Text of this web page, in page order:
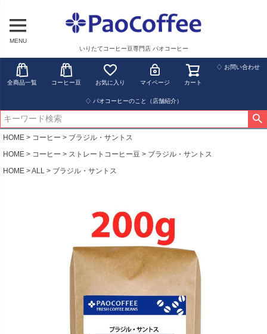
MENU
いりたてコーヒー豆専門店 パオコーヒー
全商品一覧 コーヒー豆 お気に入り マイページ カート
♢ お問い合わせ
♢ パオコーヒーのこと（店舗紹介）
HOME コーヒー
ブラジル・サントス
HOME
コーヒー ストレートコーヒー豆
ブラジル・サントス
HOME
ALL ブラジル・サントス